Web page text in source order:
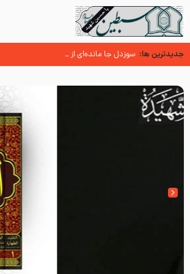
جدیدترین ها: سوزدل جا مانده‌ای از زیارت اربعین
آیا میدانید اولین زائران مزار مطهر امام
اسنادی کهن دال بر شهرت زیارت اربعین نزد امامیه در